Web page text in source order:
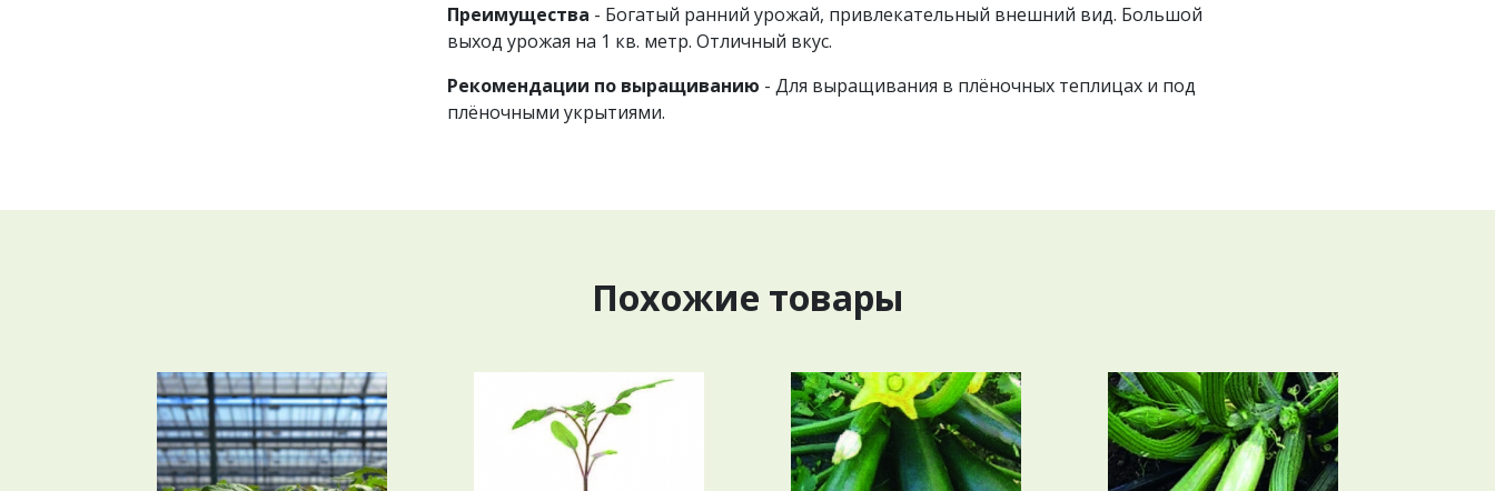
Преимущества - Богатый ранний урожай, привлекательный внешний вид. Большой
выход урожая на 1 кв. метр. Отличный вкус.
Рекомендации по выращиванию - Для выращивания в плёночных теплицах и под
плёночными укрытиями.
Похожие товары